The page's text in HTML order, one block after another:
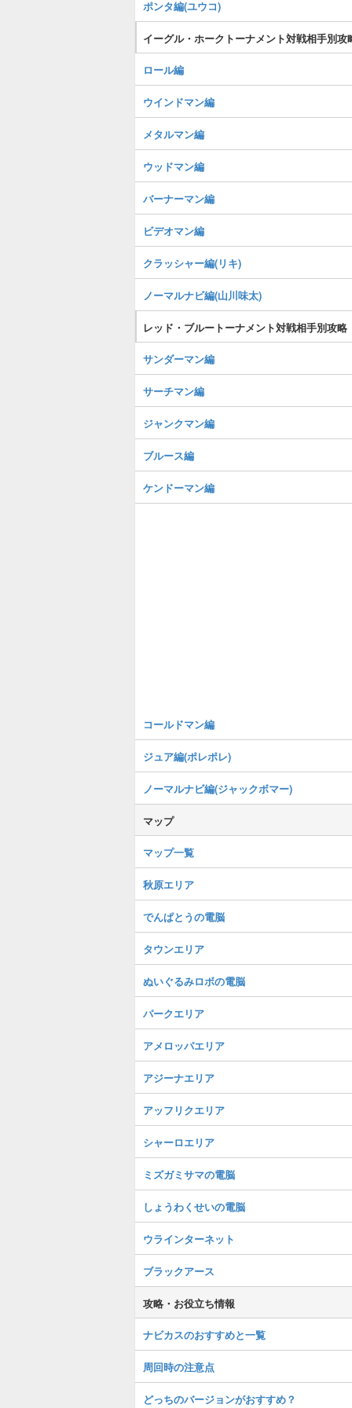
ポンタ編(ユウコ)
イーグル・ホークトーナメント対戦相手別攻
ロール編
ウインドマン編
メタルマン編
ウッドマン編
バーナーマン編
ビデオマン編
クラッシャー編(リキ)
ノーマルナビ編(山川味太)
レッド・ブルートーナメント対戦相手別攻略
サンダーマン編
サーチマン編
ジャンクマン編
ブルース編
ケンドーマン編
コールドマン編
ジュア編(ポレポレ)
ノーマルナビ編(ジャックボマー)
マップ
マップ一覧
秋原エリア
でんぱとうの電脳
タウンエリア
ぬいぐるみロボの電脳
パークエリア
アメロッパエリア
アジーナエリア
アッフリクエリア
シャーロエリア
ミズガミサマの電脳
しょうわくせいの電脳
ウラインターネット
ブラックアース
攻略・お役立ち情報
ナビカスのおすすめと一覧
周回時の注意点
どっちのバージョンがおすすめ？